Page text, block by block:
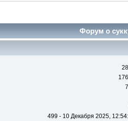
Форум о
499 - 10 Декабря 2025,